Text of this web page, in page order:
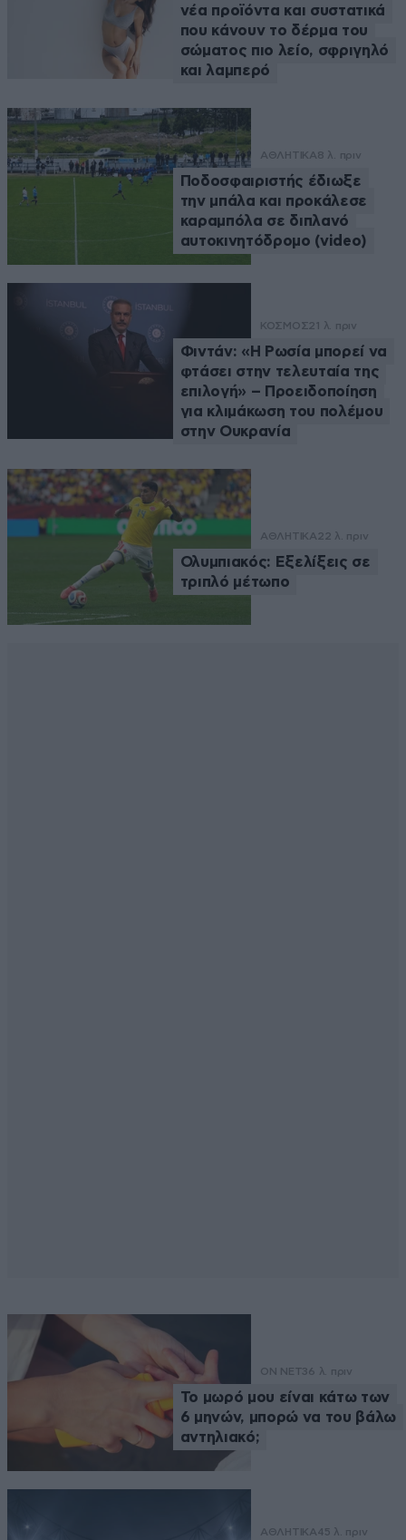
νέα προϊόντα και συστατικά
που κάνουν το δέρμα του
σώματος πιο λείο, σφριγηλό
και λαμπερό
ΑΘΛΗΤΙΚΑ8 λ. πριν
Ποδοσφαιριστής έδιωξε
την μπάλα και προκάλεσε
καραμπόλα σε διπλανό
αυτοκινητόδρομο (video)
ΚΟΣΜΟΣ21 λ. πριν
Φιντάν: «Η Ρωσία μπορεί να
φτάσει στην τελευταία της
επιλογή» – Προειδοποίηση
για κλιμάκωση του πολέμου
στην Ουκρανία
ΑΘΛΗΤΙΚΑ 22 λ. πριν
Ολυμπιακός: Εξελίξεις σε
τριπλό μέτωπο
ON NET36 λ. πριν
Το μωρό μου είναι κάτω των
6 μηνών, μπορώ να του βάλω
αντηλιακό;
ΑΘΛΗΤΙΚΑ45 λ. πριν